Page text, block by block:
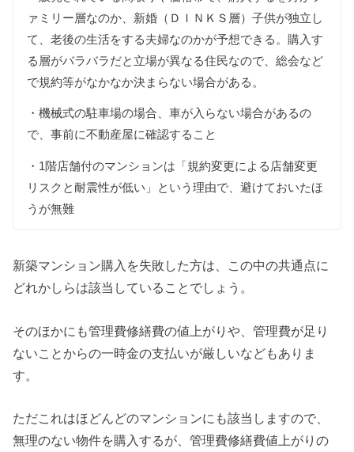
ァミリー層なのか、新婚（ＤＩＮＫＳ層）子供が独立し
て、老後の生活をする夫婦なのかが予想できる。購入す
る層がバラバラだと立場が異なる住民なので、総会など
で規約等がなかなか決まらない場合がある。
・機械式の駐車場の場合、車が入らない場合があるの
で、事前に不動産屋に確認すること
・1階店舗付のマンションは「規約変更による店舗変更
リスクと耐震性が低い」という理由で、避けておいたほ
うが無難
新築マンション購入を失敗した方は、この中の共通点に
どれかしらは該当していることでしょう。
そのほかにも管理費修繕費の値上がりや、管理費が足り
ないことからの一時金の支払いが厳しいなどもありま
す。
ただこれはほどんどのマンションにも該当しますので、
無理のない物件を購入するが、管理費修繕費値上がりの